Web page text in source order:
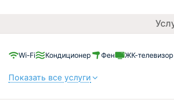
Wi-Fi Кондиционер Фен ЖК-телевизор
Показать все услуги